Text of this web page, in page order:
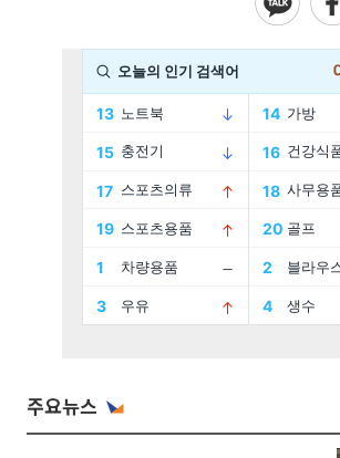
주요뉴스